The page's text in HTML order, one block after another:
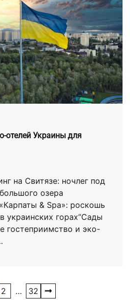
отелей Украины для
на Свитязе: ночлег под
озера
& Spa»: роскошь
украинских горах“Сады
гостеприимство и эко-
2 … 32